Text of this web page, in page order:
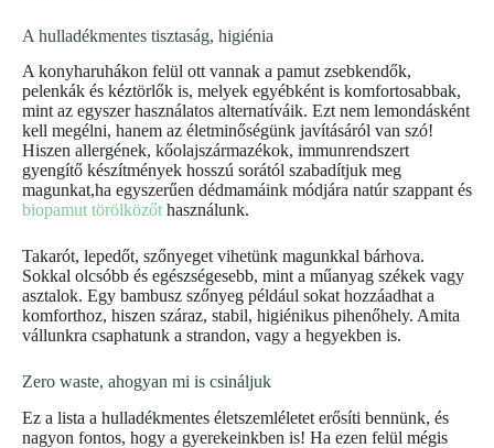
A hulladékmentes tisztaság, higiénia
A konyharuhákon felül ott vannak a pamut zsebkendők,
pelenkák és kéztörlők is, melyek egyébként is komfortosabbak,
mint az egyszer használatos alternatíváik. Ezt nem lemondásként
kell megélni, hanem az életminőségünk javításáról van szó!
Hiszen allergének, kőolajszármazékok, immunrendszert
gyengítő készítmények hosszú sorától szabadítjuk meg
magunkat,ha egyszerűen dédmamáink módjára natúr szappant és
biopamut törölközőthasználunk.
Takarót, lepedőt, szőnyeget vihetünk magunkkal bárhova.
Sokkal olcsóbb és egészségesebb, mint a műanyag székek vagy
asztalok. Egy bambusz szőnyeg például sokat hozzáadhat a
komforthoz, hiszen száraz, stabil, higiénikus pihenőhely. Amita
vállunkra csaphatunk a strandon, vagy a hegyekben is.
Zero waste, ahogyan mi is csináljuk
Ez a lista a hulladékmentes életszemléletet erősíti bennünk, és
nagyon fontos, hogy a gyerekeinkben is! Ha ezen felül mégis